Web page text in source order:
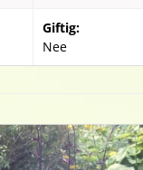
Giftig:
Nee